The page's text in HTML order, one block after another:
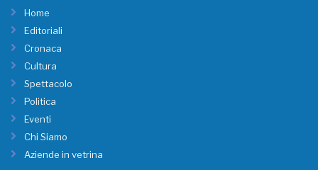
Home
Editoriali
Cronaca
Cultura
Spettacolo
Politica
Eventi
Chi Siamo
Aziende in vetrina